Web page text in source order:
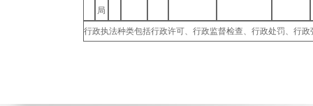
局
行政执法种类包括行政许可、行政监督检查、行政处罚、行政